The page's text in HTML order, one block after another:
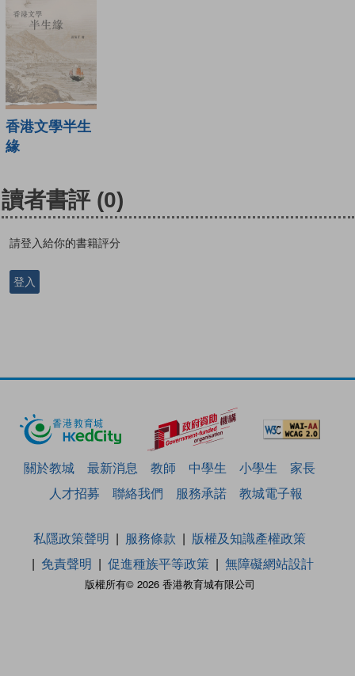
香港文學半生
緣
讀者書評 (0)
請登入給你的書籍評分
登入
關於教城 最新消息 教師 中學生 小學生
家長
人才招募
聯絡我們 服務承諾 教城電子報
版權所有© 2026 香港教育城有限公司
私隱政策聲明 服務條款
版權及知識產權政策
免責聲明
促進種族平等政策 無障礙網站設計